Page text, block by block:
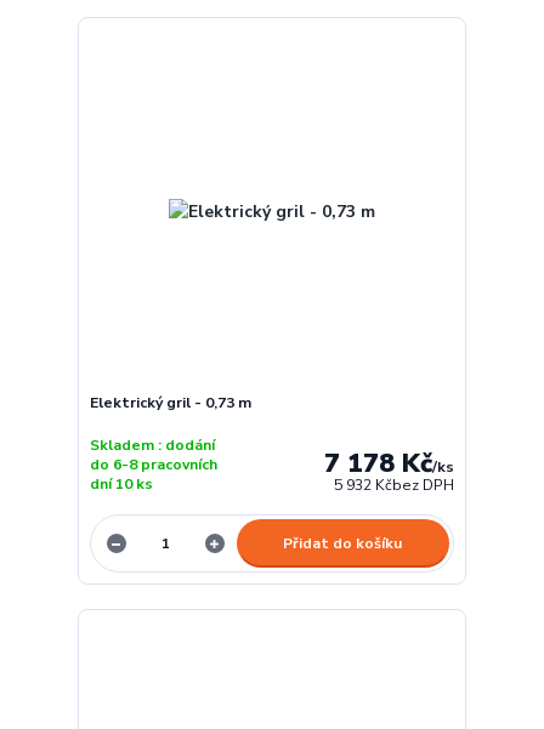
Elektrický gril - 0,73 m
7 178 Kč/ks
5 932 Kčbez DPH
Skladem : dodání
do 6-8 pracovních
dní 10 ks
Přidat do košíku